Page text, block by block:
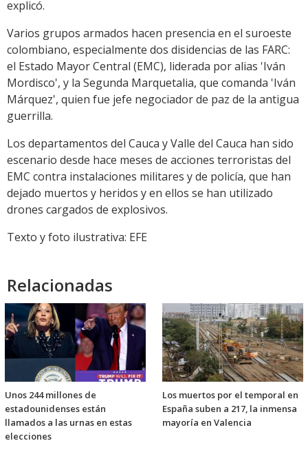
explicó.
Varios grupos armados hacen presencia en el suroeste
colombiano, especialmente dos disidencias de las FARC:
el Estado Mayor Central (EMC), liderada por alias 'Iván
Mordisco', y la Segunda Marquetalia, que comanda 'Iván
Márquez', quien fue jefe negociador de paz de la antigua
guerrilla.
Los departamentos del Cauca y Valle del Cauca han sido
escenario desde hace meses de acciones terroristas del
EMC contra instalaciones militares y de policía, que han
dejado muertos y heridos y en ellos se han utilizado
drones cargados de explosivos.
Texto y foto ilustrativa: EFE
Relacionadas
Unos 244 millones de
estadounidenses están
llamados a las urnas en estas
elecciones
Los muertos por el temporal en
España suben a 217, la inmensa
mayoría en Valencia